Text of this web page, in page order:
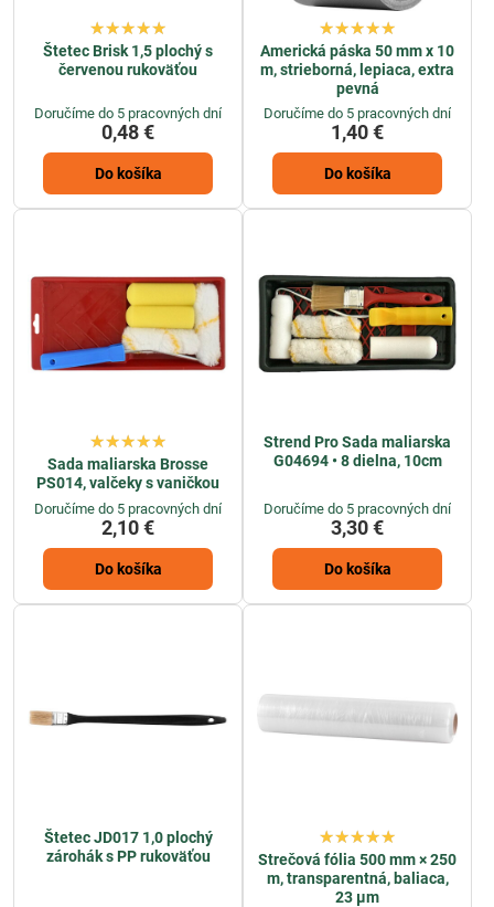
Štetec Brisk 1,5 plochý s
červenou rukoväťou
Doručíme do 5 pracovných dní
0,48 €
Do košíka
Americká páska 50 mm x 10
m, strieborná, lepiaca, extra
pevná
Doručíme do 5 pracovných dní
1,40 €
Do košíka
Sada maliarska Brosse
PS014, valčeky s vaničkou
Doručíme do 5 pracovných dní
2,10 €
Do košíka
Strend Pro Sada maliarska
G04694 • 8 dielna, 10cm
Doručíme do 5 pracovných dní
3,30 €
Do košíka
Štetec JD017 1,0 plochý
zárohák s PP rukoväťou
Strečová fólia 500 mm × 250
m, transparentná, baliaca,
23 µm